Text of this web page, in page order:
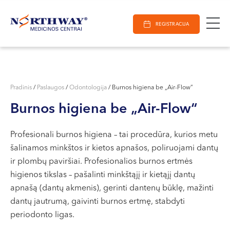
Darbo laikas
I-V 07:30 - 20:30
Kaunas
Miško g. 25A
Darbo laikas:
I-V 08:00 - 20:00
VI 09:00 - 15:00
Paieška REGISTRACIJA
E-Registracija
Pradinis / Paslaugos / Odontologija / Burnos higiena be „Air-Flow“
Burnos higiena be „Air-Flow“
Profesionali burnos higiena – tai procedūra, kurios metu
šalinamos minkštos ir kietos apnašos, poliruojami dantų
ir plombų paviršiai. Profesionalios burnos ertmės
higienos tikslas – pašalinti minkštąjį ir kietąjį dantų
apnašą (dantų akmenis), gerinti dantenų būklę, mažinti
dantų jautrumą, gaivinti burnos ertmę, stabdyti
periodonto ligas.